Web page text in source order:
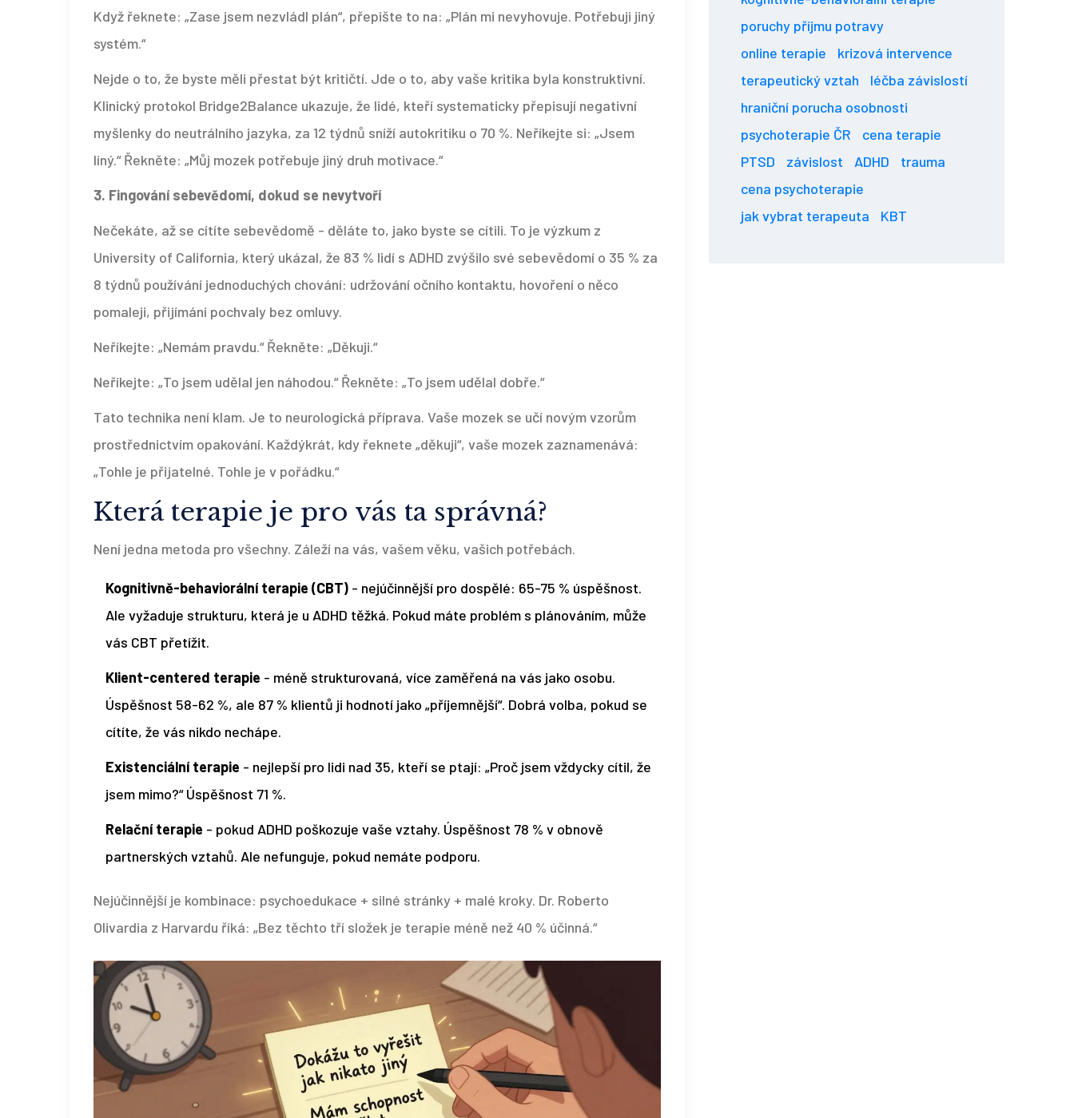
Když řeknete: „Zase jsem nezvládl plán“, přepište to na: „Plán mi nevyhovuje. Potřebuji jiný
systém.“
Nejde o to, že byste měli přestat být kritičtí. Jde o to, aby vaše kritika byla konstruktivní.
Klinický protokol Bridge2Balance ukazuje, že lidé, kteří systematicky přepisují negativní
myšlenky do neutrálního jazyka, za 12 týdnů sníží autokritiku o 70 %. Neříkejte si: „Jsem
líný.“ Řekněte: „Můj mozek potřebuje jiný druh motivace.“
3. Fingování sebevědomí, dokud se nevytvoří
Nečekáte, až se cítíte sebevědomě - děláte to, jako byste se cítili. To je výzkum z
University of California, který ukázal, že 83 % lidí s ADHD zvýšilo své sebevědomí o 35 % za
8 týdnů používání jednoduchých chování: udržování očního kontaktu, hovoření o něco
pomaleji, přijímání pochvaly bez omluvy.
Neříkejte: „Nemám pravdu.“ Řekněte: „Děkuji.“
Neříkejte: „To jsem udělal jen náhodou.“ Řekněte: „To jsem udělal dobře.“
Tato technika není klam. Je to neurologická příprava. Vaše mozek se učí novým vzorům
prostřednictvím opakování. Každýkrát, kdy řeknete „děkuji“, vaše mozek zaznamenává:
„Tohle je přijatelné. Tohle je v pořádku.“
Která terapie je pro vás ta správná?
Není jedna metoda pro všechny. Záleží na vás, vašem věku, vašich potřebách.
Kognitivně-behaviorální terapie (CBT) - nejúčinnější pro dospělé: 65-75 % úspěšnost.
Ale vyžaduje strukturu, která je u ADHD těžká. Pokud máte problém s plánováním, může
vás CBT přetížit.
Klient-centered terapie - méně strukturovaná, více zaměřená na vás jako osobu.
Úspěšnost 58-62 %, ale 87 % klientů ji hodnotí jako „příjemnější“. Dobrá volba, pokud se
cítíte, že vás nikdo nechápe.
Existenciální terapie - nejlepší pro lidi nad 35, kteří se ptají: „Proč jsem vždycky cítil, že
jsem mimo?“ Úspěšnost 71 %.
Relační terapie - pokud ADHD poškozuje vaše vztahy. Úspěšnost 78 % v obnově
partnerských vztahů. Ale nefunguje, pokud nemáte podporu.
Nejúčinnější je kombinace: psychoedukace + silné stránky + malé kroky. Dr. Roberto
Olivardia z Harvardu říká: „Bez těchto tří složek je terapie méně než 40 % účinná.“
poruchy příjmu potravy
online terapie
krizová intervence
terapeutický vztah
léčba závislostí
hraniční porucha osobnosti
psychoterapie ČR
cena terapie
PTSD
závislost ADHD
trauma
cena psychoterapie
jak vybrat terapeuta
KBT